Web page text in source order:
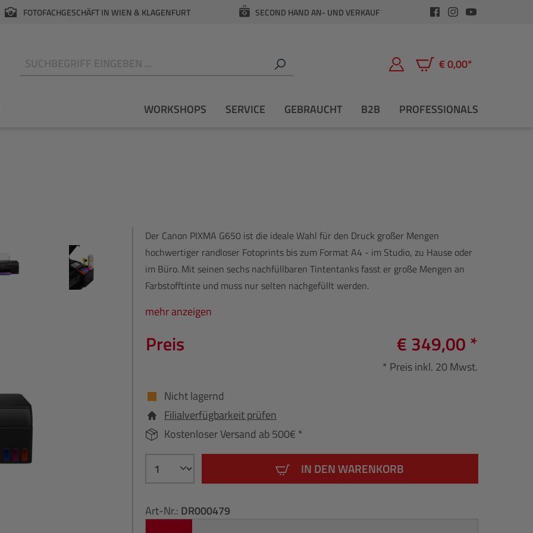
FOTOFACHGESCHÄFT IN WIEN & KLAGENFURT SECOND HAND AN- UND VERKAUF
€ 0,00*
Warenkorb enthält 0
WORKSHOPS SERVICE GEBRAUCHT B2B PROFESSIONALS
Der Canon PIXMA G650 ist die ideale Wahl für den Druck großer Mengen
hochwertiger randloser Fotoprints bis zum Format A4 - im Studio, zu Hause oder
im Büro. Mit seinen sechs nachfüllbaren Tintentanks fasst er große Mengen an
Farbstofftinte und muss nur selten nachgefüllt werden.
mehr anzeigen
Preis € 349,00 *
* Preis inkl. 20 Mwst.
Nicht lagernd
Filialverfügbarkeit prüfen
Kostenloser Versand ab 500€ *
IN DEN WARENKORB
Art-Nr.: DR000479